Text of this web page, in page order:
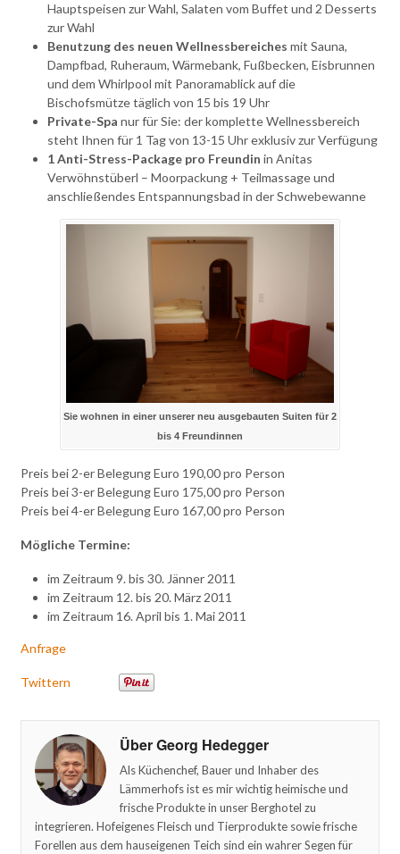
Hauptspeisen zur Wahl, Salaten vom Buffet und 2 Desserts
zur Wahl
Benutzung des neuen Wellnessbereiches mit Sauna,
Dampfbad, Ruheraum, Wärmebank, Fußbecken, Eisbrunnen
und dem Whirlpool mit Panoramablick auf die
Bischofsmütze täglich von 15 bis 19 Uhr
Private-Spa nur für Sie: der komplette Wellnessbereich
steht Ihnen für 1 Tag von 13-15 Uhr exklusiv zur Verfügung
1 Anti-Stress-Package pro Freundin in Anitas
Verwöhnstüberl – Moorpackung + Teilmassage und
anschließendes Entspannungsbad in der Schwebewanne
Sie wohnen in einer unserer neu ausgebauten Suiten für 2
bis 4 Freundinnen
Preis bei 2-er Belegung Euro 190,00 pro Person
Preis bei 3-er Belegung Euro 175,00 pro Person
Preis bei 4-er Belegung Euro 167,00 pro Person
Mögliche Termine:
im Zeitraum 9. bis 30. Jänner 2011
im Zeitraum 12. bis 20. März 2011
im Zeitraum 16. April bis 1. Mai 2011
Anfrage
Twittern
Über Georg Hedegger
Als Küchenchef, Bauer und Inhaber des
Lämmerhofs ist es mir wichtig heimische und
frische Produkte in unser Berghotel zu
integrieren. Hofeigenes Fleisch und Tierprodukte sowie frische
Forellen aus dem hauseigenen Teich sind ein wahrer Segen für